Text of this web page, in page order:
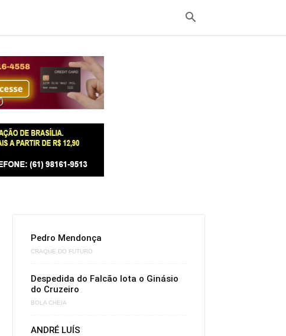
Pedro Mendonça
CRAQUE DO FUTURO
Despedida do Falcão lota o Ginásio
do Cruzeiro
BOLA CHEIA
ANDRÉ LUÍS